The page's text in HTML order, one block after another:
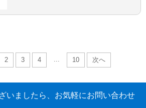
2 3 4 ... 10 次へ
いましたら、お気軽にお問い合わせ